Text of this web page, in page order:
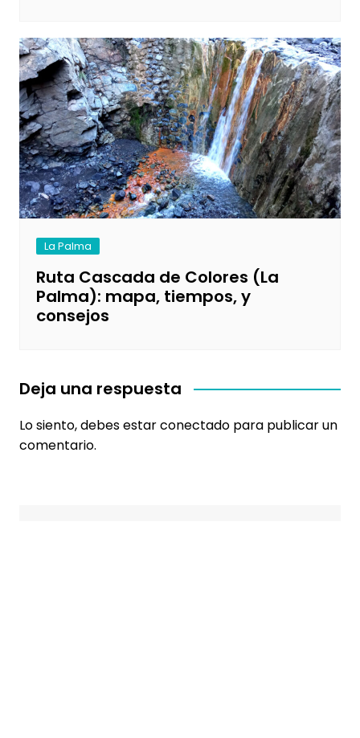
La Palma
Ruta Cascada de Colores (La
Palma): mapa, tiempos, y
consejos
Deja una respuesta
Lo siento, debes estarconectadopara publicar un
comentario.